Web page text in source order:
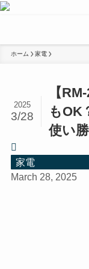
ホーム 家電
【
もOK
使い
2025
3/28
家電
March 28, 2025